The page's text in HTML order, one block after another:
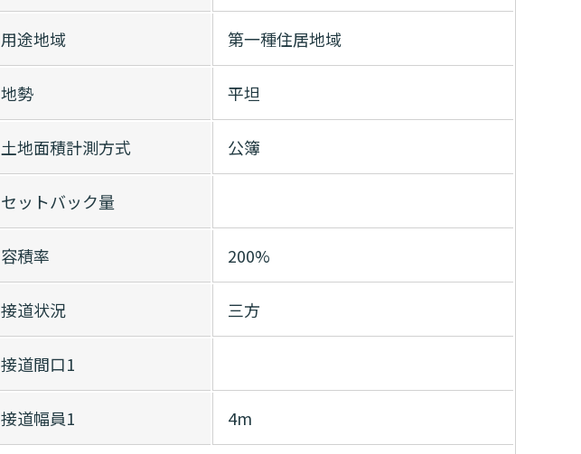
用途地域 第一種住居地域
地勢 平坦
土地面積計測方式 公簿
セットバック量
容積率 200%
接道状況 三方
接道間口1
接道幅員1 4m